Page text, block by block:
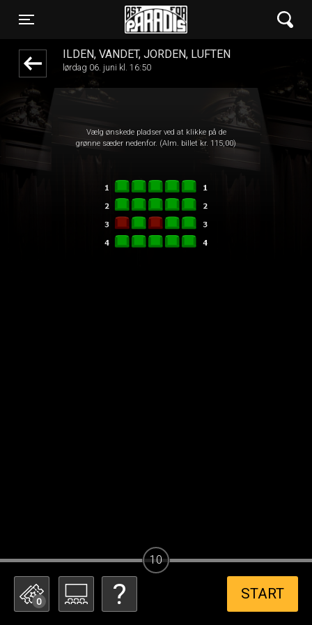
Toggle navigation
Øst for Paradis
ILDEN, VANDET, JORDEN, LUFTEN
lørdag 06. juni kl. 16:50
Vælg ønskede pladser ved at klikke på de
grønne sæder nedenfor. (Alm. billet kr. 115,00)
0 START
10
front03-cc 014946